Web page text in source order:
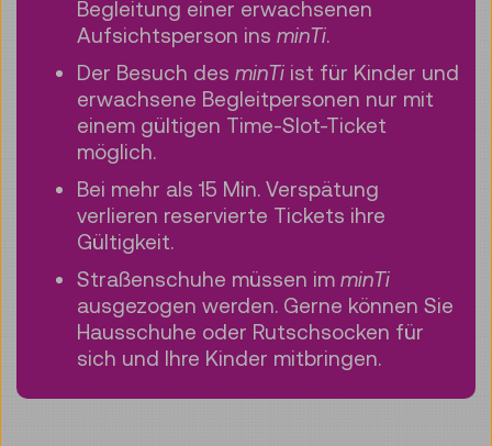
Begleitung einer erwachsenen
Aufsichtsperson ins minTi.
Der Besuch des minTi ist für Kinder und
erwachsene Begleitpersonen nur mit
einem gültigen Time-Slot-Ticket
möglich.
Bei mehr als 15 Min. Verspätung
verlieren reservierte Tickets ihre
Gültigkeit.
Straßenschuhe müssen im minTi
ausgezogen werden. Gerne können Sie
Hausschuhe oder Rutschsocken für
sich und Ihre Kinder mitbringen.